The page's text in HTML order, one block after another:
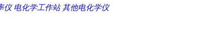
仪 电化学工作站 其他电化学仪